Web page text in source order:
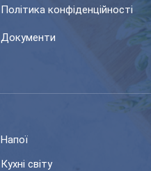
Політика конфіденційності
Документи
Напої
Кухні світу